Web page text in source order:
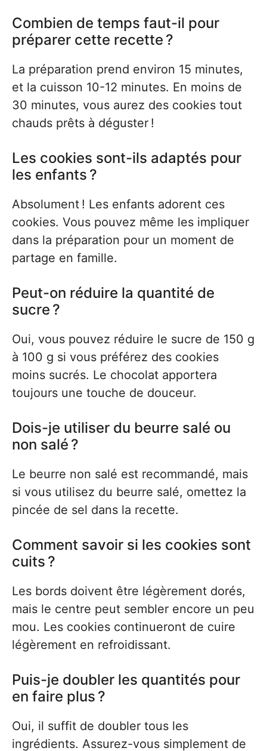
Combien de temps faut-il pour
préparer cette recette ?
La préparation prend environ 15 minutes,
et la cuisson 10-12 minutes. En moins de
30 minutes, vous aurez des cookies tout
chauds prêts à déguster !
Les cookies sont-ils adaptés pour
les enfants ?
Absolument ! Les enfants adorent ces
cookies. Vous pouvez même les impliquer
dans la préparation pour un moment de
partage en famille.
Peut-on réduire la quantité de
sucre ?
Oui, vous pouvez réduire le sucre de 150 g
à 100 g si vous préférez des cookies
moins sucrés. Le chocolat apportera
toujours une touche de douceur.
Dois-je utiliser du beurre salé ou
non salé ?
Le beurre non salé est recommandé, mais
si vous utilisez du beurre salé, omettez la
pincée de sel dans la recette.
Comment savoir si les cookies sont
cuits ?
Les bords doivent être légèrement dorés,
mais le centre peut sembler encore un peu
mou. Les cookies continueront de cuire
légèrement en refroidissant.
Puis-je doubler les quantités pour
en faire plus ?
Oui, il suffit de doubler tous les
ingrédients. Assurez-vous simplement de